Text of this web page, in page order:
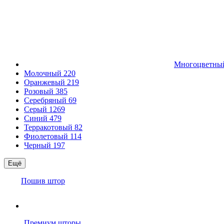
Молочный 220
Оранжевый 219
Розовый 385
Серебряный 69
Серый 1269
Синий 479
Терракотовый 82
Фиолетовый 114
Черный 197
Ещё
Пошив штор